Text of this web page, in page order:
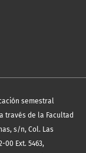
semestral
través de la Facultad
s/n, Col. Las
00 Ext. 5463,